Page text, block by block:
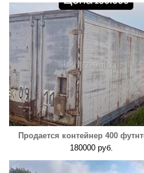
Продается контейнер 400
180000 руб.